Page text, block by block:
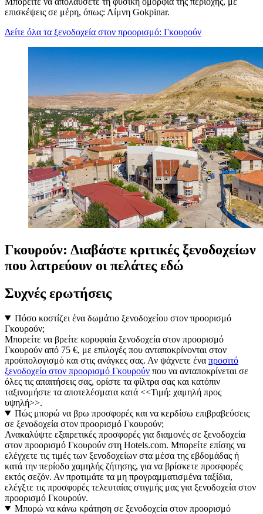
επισκέψεις σε μέρη, όπως: Λίμνη Gokpinar.
Δείτε όλα τα ξενοδοχεία στον προορισμό: Γκουρούν
Γκουρούν: Διαβάστε κριτικές ξενοδοχείων
που λατρεύουν οι πελάτες εδώ
Συχνές ερωτήσεις
Πόσο κοστίζει ένα δωμάτιο ξενοδοχείου στον προορισμό
Γκουρούν;
Μπορείτε να βρείτε κορυφαία ξενοδοχεία στον προορισμό
Γκουρούν από 75 €, με επιλογές που ανταποκρίνονται στον
προϋπολογισμό και στις ανάγκες σας. Αν ψάχνετε ένα προσιτό
ξενοδοχείο στον προορισμό Γκουρούν που να ανταποκρίνεται σε
όλες τις απαιτήσεις σας, ορίστε τα φίλτρα σας και κατόπιν
ταξινομήστε τα αποτελέσματα κατά <<Τιμή: χαμηλή προς
υψηλή>>.
Πώς μπορώ να βρω προσφορές και να κερδίσω επιβραβεύσεις
σε ξενοδοχεία στον προορισμό Γκουρούν;
Ανακαλύψτε εξαιρετικές προσφορές για διαμονές σε ξενοδοχεία
στον προορισμό Γκουρούν στη Hotels.com. Μπορείτε επίσης να
ελέγχετε τις τιμές των ξενοδοχείων στα μέσα της εβδομάδας ή
κατά την περίοδο χαμηλής ζήτησης, για να βρίσκετε προσφορές
εκτός σεζόν. Αν προτιμάτε τα μη προγραμματισμένα ταξίδια,
ελέγξτε τις προσφορές τελευταίας στιγμής μας για ξενοδοχεία στον
προορισμό Γκουρούν.
Μπορώ να κάνω κράτηση σε ξενοδοχεία στον προορισμό